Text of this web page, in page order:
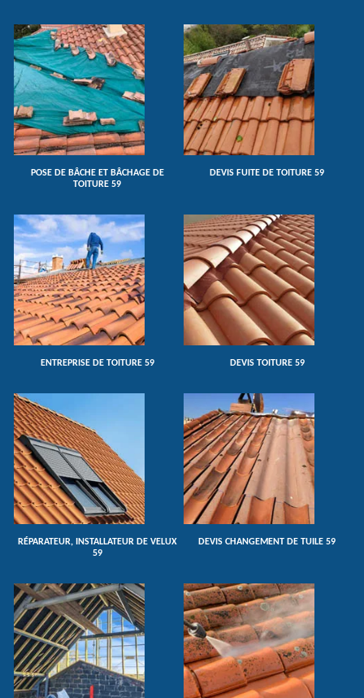
POSE DE BÂCHE ET BÂCHAGE DE
TOITURE 59
DEVIS FUITE DE TOITURE 59
ENTREPRISE DE TOITURE 59 DEVIS TOITURE 59
RÉPARATEUR, INSTALLATEUR DE VELUX
59
DEVIS CHANGEMENT DE TUILE 59